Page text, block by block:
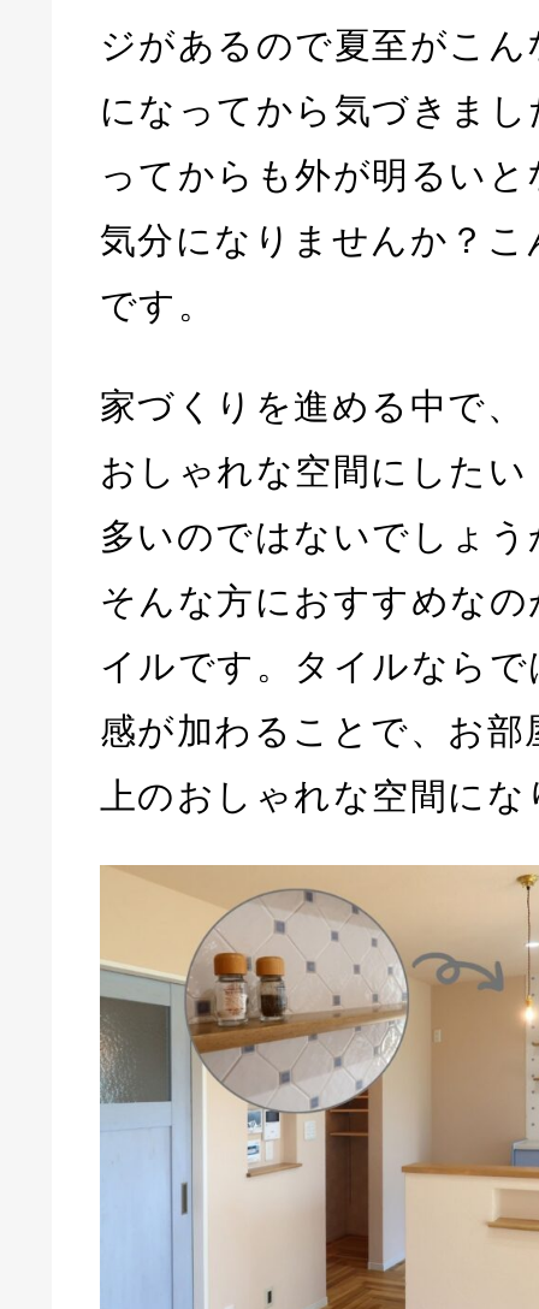
ジがあるので夏至がこ
になってから気づきま
ってからも外が明るい
気分になりませんか？こ
です。
家づくりを進める中で
おしゃれな空間にした
多いのではないでしょう
そんな方におすすめな
イルです。タイルなら
感が加わることで、お
上のおしゃれな空間に